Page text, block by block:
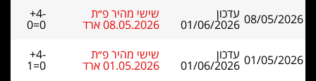
08/05/2026 עדכון
01/06/2026
שישי מהיר פ״ת
08.05.2026 ארד
+4-
0=0
01/05/2026 עדכון
01/06/2026
שישי מהיר פ״ת
01.05.2026 ארד
+4-
1=0